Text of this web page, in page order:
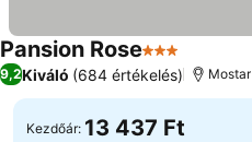
Pansion Rose3 Kategória
9,2Kiváló (684 értékelés) Mostar
Kezdőár: 13 437 Ft